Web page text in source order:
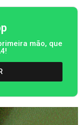
mão, que